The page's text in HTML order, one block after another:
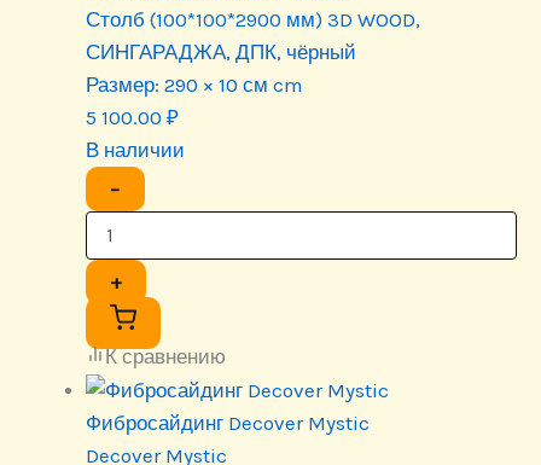
Столб (100*100*2900 мм) 3D WOOD,
СИНГАРАДЖА, ДПК, чёрный
Размер: 290 × 10 см cm
5 100.00 ₽
В наличии
−
+
К сравнению
Фибросайдинг Decover Mystic
Decover Mystic